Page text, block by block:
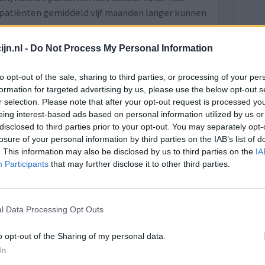
- Do Not Process My Personal Information
opt-out of the sale, sharing to third parties, or processing of your
for targeted advertising by us, please use the below opt-out
selection. Please note that after your opt-out request is processed
interest-based ads based on personal information utilized by us
to third parties prior to your opt-out. You may separately
of your personal information by third parties on the IAB’s list of
This information may also be disclosed by us to third parties on the
Participants that may further disclose it to other third parties.
Data Processing Opt Outs
opt-out of the Sharing of my personal data.
gemiddeld vijf maanden langer kunnen
naar artikel
leeftijd algehele tevredenheid
1
Effectiviteit
dosis